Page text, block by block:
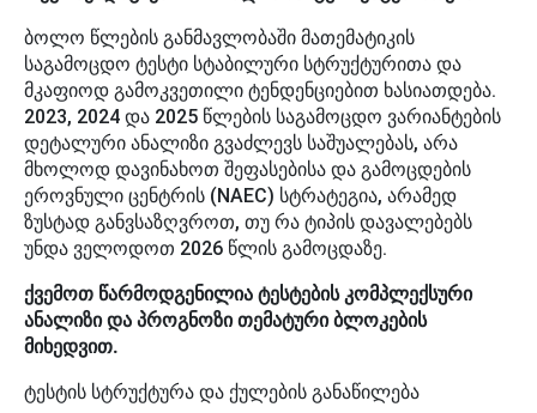
ბოლო წლების განმავლობაში მათემატიკის
საგამოცდო ტესტი სტაბილური სტრუქტურითა და
მკაფიოდ გამოკვეთილი ტენდენციებით ხასიათდება.
2023, 2024 და 2025 წლების საგამოცდო ვარიანტების
დეტალური ანალიზი გვაძლევს საშუალებას, არა
მხოლოდ დავინახოთ შეფასებისა და გამოცდების
ეროვნული ცენტრის (NAEC) სტრატეგია, არამედ
ზუსტად განვსაზღვროთ, თუ რა ტიპის დავალებებს
უნდა ველოდოთ 2026 წლის გამოცდაზე.
ქვემოთ წარმოდგენილია ტესტების კომპლექსური
ანალიზი და პროგნოზი თემატური ბლოკების
მიხედვით.
ტესტის სტრუქტურა და ქულების განაწილება